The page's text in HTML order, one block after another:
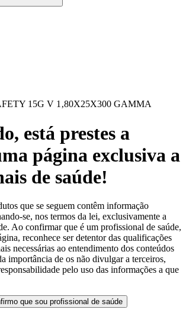
Aesculap Academy
Estéreis
Neurocirurgia
Clínica
e Controlo de Infeções
Retenção Urinária e Urologia
e Especialidades Cirúrgicas
de Infusão
de Intervenção Vascular
de Feridas
de Sangue Extracorporal
os seus cuidados médicos quando recebe alta
mais informações, visite a nossa página de
na B. Braun
de emprego
oportunidades de carreira na B. Braun.
mercado de trabalho global por perfis de
de Inovação
aos Cuidados de Saúde
de Imprensa
de Contacto
15G V 1‚80X25X300 GAMMA
está prestes a
página exclusiva a
de saúde!
que se seguem contêm informação
se, nos termos da lei, exclusivamente a
Ao confirmar que é um profissional de saúde,
reconhece ser detentor das qualificações
necessárias ao entendimento dos conteúdos
importância de os não divulgar a terceiros,
pelo uso das informações a que
que sou profissional de saúde